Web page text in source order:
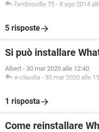
l'embrouille 75 - 8 ago 2014
5 risposte
Si può installare
Albert - 30 mar 2020 alle 12:40
e-claudia - 30 mar 2020 alle
1 risposta
Come reinstallare